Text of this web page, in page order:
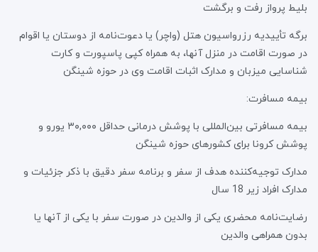
بلیط پرواز رفت و برگشت
برگه تأییدیه رزرواسیون هتل (واچر) یا دعوت‌نامه از دوستان یا اقوام
در صورت اقامت در منزل آنها، به همراه کپی پاسپورت و کارت
شناسایی میزبان و مدارک اثبات اقامت وی در حوزه شینگن
بیمه مسافرت:
بیمه مسافرتی بین‌المللی با پوشش درمانی حداقل ۳۰,۰۰۰ یورو و
پوشش کرونا برای کشورهای حوزه شینگن
مدارک توجیه‌کننده هدف از سفر و برنامه سفر دقیق با ذکر جزئیات و
مدارک افراد زیر 18 سال
رضایت‌نامه محضری یکی از والدین در صورت سفر با یکی از آنها یا
بدون همراهی والدین